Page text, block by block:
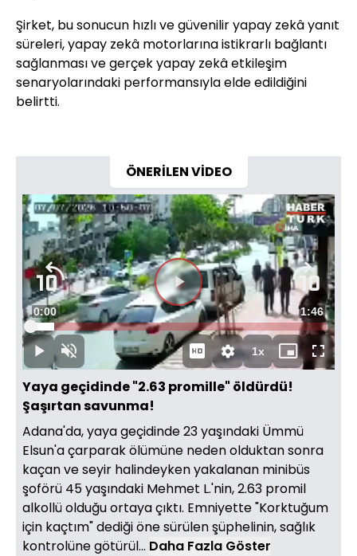
Şirket, bu sonucun hızlı ve güvenilir yapay zekâ yanıt
süreleri, yapay zekâ motorlarına istikrarlı bağlantı
sağlanması ve gerçek yapay zekâ etkileşim
senaryolarındaki performansıyla elde edildiğini
belirtti.
ÖNERİLEN VİDEO
Videoyu
Oynat
OynatSesi
Aç
Süre
0:00 Toplam
Süre
1:46
Yüklendi:
8.09%
1xOynatma
Hızı
Mini
oynatıcı
Tam
Ekran
Yaya geçidinde "2.63 promille" öldürdü!
Şaşırtan savunma!
Adana'da, yaya geçidinde 23 yaşındaki Ümmü
Elsun'a çarparak ölümüne neden olduktan sonra
kaçan ve seyir halindeyken yakalanan minibüs
şoförü 45 yaşındaki Mehmet L.'nin, 2.63 promil
alkollü olduğu ortaya çıktı. Emniyette "Korktuğum
için kaçtım" dediği öne sürülen şüphelinin, sağlık
kontrolüne götürül... Daha Fazla Göster